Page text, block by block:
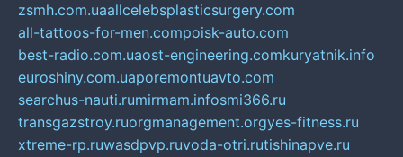
zsmh.com.uaallcelebsplasticsurgery.com
all-tattoos-for-men.compoisk-auto.com
best-radio.com.uaost-engineering.comkuryatnik.info
euroshiny.com.uaporemontuavto.com
searchus-nauti.rumirmam.infosmi366.ru
transgazstroy.ruorgmanagement.orgyes-fitness.ru
xtreme-rp.ruwasdpvp.ruvoda-otri.rutishinapve.ru